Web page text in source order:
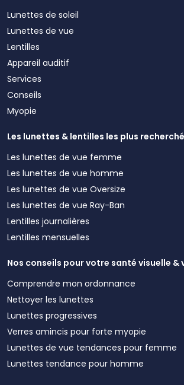
Lunettes de soleil
Lunettes de vue
Lentilles
Appareil auditif
Services
Conseils
Myopie
Les lunettes & lentilles les plus
Les lunettes de vue femme
Les lunettes de vue homme
Les lunettes de vue Oversize
Les lunettes de vue Ray-Ban
Lentilles journalières
Lentilles mensuelles
Nos conseils pour votre santé visuelle &
Comprendre mon ordonnance
Nettoyer les lunettes
Lunettes progressives
Verres amincis pour forte myopie
Lunettes de vue tendances pour femme
Lunettes tendance pour homme